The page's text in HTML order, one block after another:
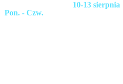
Pon. - Czw.
10-13 sierpnia